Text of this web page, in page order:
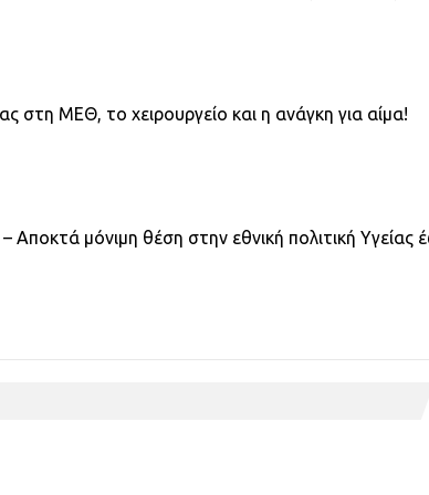
στη ΜΕΘ, το χειρουργείο και η ανάγκη για αίμα!
μόνιμη θέση στην εθνική πολιτική Υγείας